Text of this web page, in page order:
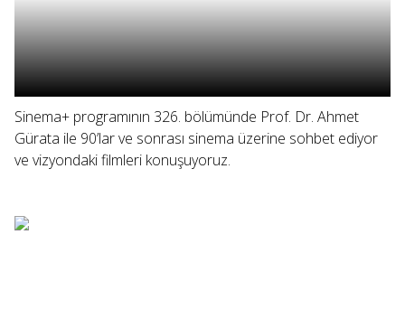
Sinema+ programının 326. bölümünde Prof. Dr. Ahmet
Gürata ile 90’lar ve sonrası sinema üzerine sohbet ediyor
ve vizyondaki filmleri konuşuyoruz.